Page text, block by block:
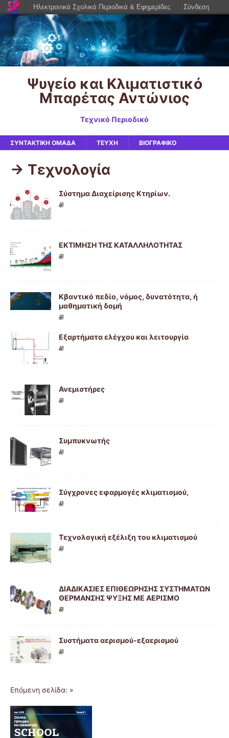
Ψυγείο και Κλιματιστικό
Μπαρέτας Αντώνιος
Τεχνικό Περιοδικό
ΣΥΝΤΑΚΤΙΚΉ ΟΜΆΔΑ ΤΕΥΧΗ ΒΙΟΓΡΑΦΙΚΌ
-> Τεχνολογία
Σύστημα Διαχείρισης Κτηρίων.
ΕΚΤΙΜΗΣΗ ΤΗΣ ΚΑΤΑΛΛΗΛΟΤΗΤΑΣ
Κβαντικό πεδίο, νόμος, δυνατότητα, ή
μαθηματική δομή
Εξαρτήματα ελέγχου και λειτουργία
Ανεμιστήρες
Συμπυκνωτής
Σύγχρονες εφαρμογές κλιματισμού,
Τεχνολογική εξέλιξη του κλιματισμού
ΔΙΑΔΙΚΑΣΙΕΣ ΕΠΙΘΕΩΡΗΣΗΣ ΣΥΣΤΗΜΑΤΩΝ
ΘΕΡΜΑΝΣΗΣ ΨΥΞΗΣ ΜΕ ΑΕΡΙΣΜΟ
Συστήματα αερισμού-εξαερισμού
Επόμενη σελίδα: »
Ηλεκτρονικά Σχολικά Περιοδικά & Εφημερίδες Σύνδεση